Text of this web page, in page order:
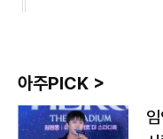
아주PICK >